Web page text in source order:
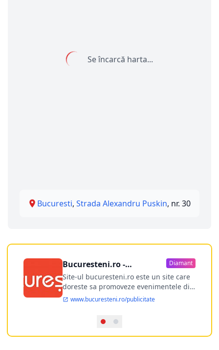
Se încarcă harta...
Bucuresti, Strada Alexandru Puskin, nr. 30
Bucuresteni.ro -
publicitate online
Diamant
Site-ul bucuresteni.ro este un site care
doreste sa promoveze evenimentele din
Bucuresti si nu numai, sa puna la
dispozitia utilizatorului cea mai
Bucuresti-ului, si in acelasi timp sa
ofere posibilitatea firmel...
www.bucuresteni.ro/publicitate